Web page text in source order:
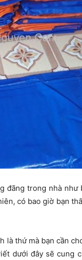
đãng trong nhà như
có bao giờ bạn
là thứ mà bạn cần
dưới đây sẽ cung